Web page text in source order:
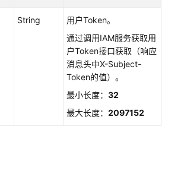
String
用户Token。
通过调用IAM服务获取用
户Token接口获取（响应
消息头中X-Subject-
Token的值）。
最小长度： 32
最大长度： 2097152